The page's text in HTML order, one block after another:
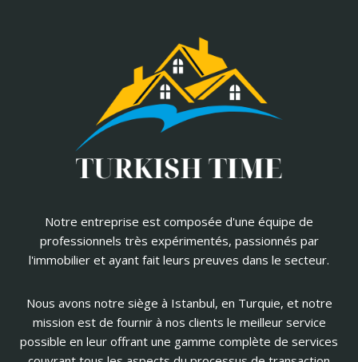
Notre entreprise est composée d'une équipe de
professionnels très expérimentés, passionnés par
l'immobilier et ayant fait leurs preuves dans le secteur.
Nous avons notre siège à Istanbul, en Turquie, et notre
mission est de fournir à nos clients le meilleur service
possible en leur offrant une gamme complète de services